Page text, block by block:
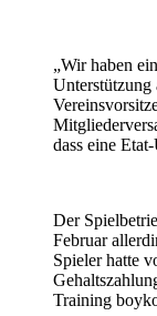
„Wir haben
Unterstützung
dass eine
Der
Februar
Spieler hatte
Training